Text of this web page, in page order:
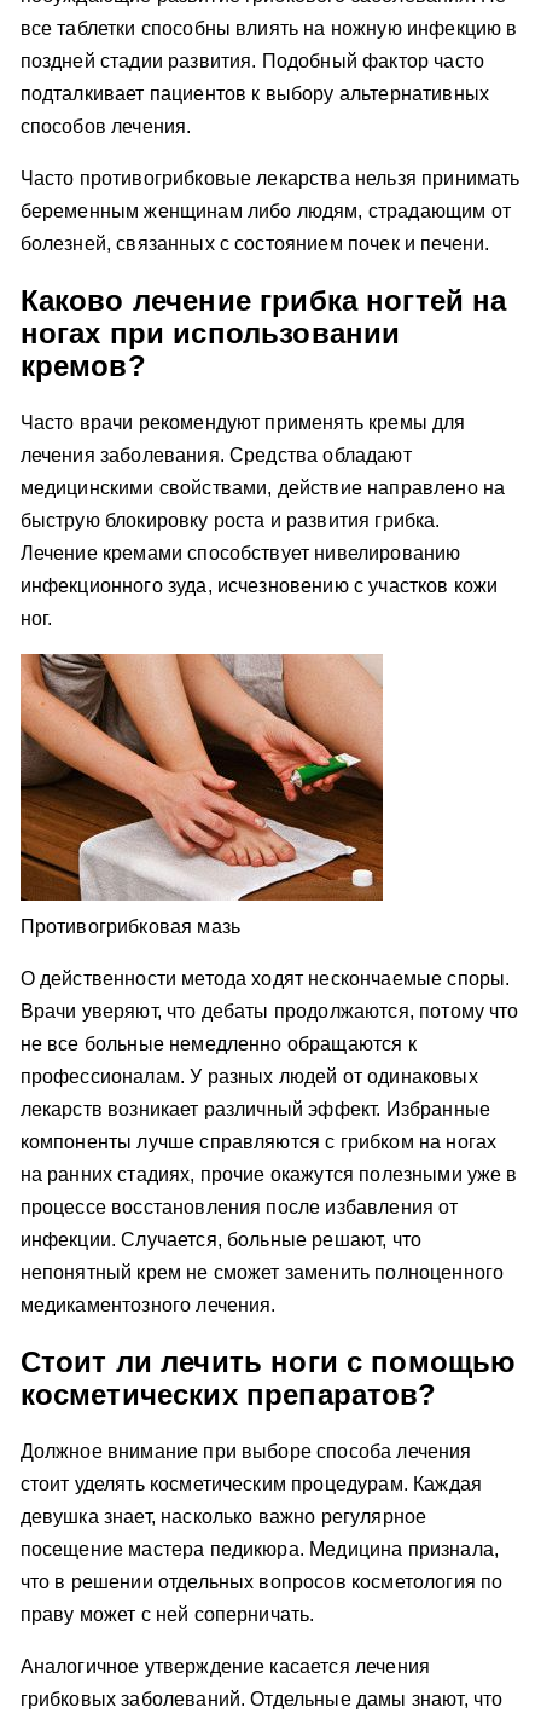
все таблетки способны влиять на ножную инфекцию в
поздней стадии развития. Подобный фактор часто
подталкивает пациентов к выбору альтернативных
способов лечения.
Часто противогрибковые лекарства нельзя принимать
беременным женщинам либо людям, страдающим от
болезней, связанных с состоянием почек и печени.
Каково лечение грибка ногтей на
ногах при использовании
кремов?
Часто врачи рекомендуют применять кремы для
лечения заболевания. Средства обладают
медицинскими свойствами, действие направлено на
быструю блокировку роста и развития грибка.
Лечение кремами способствует нивелированию
инфекционного зуда, исчезновению с участков кожи
ног.
Противогрибковая мазь
О действенности метода ходят нескончаемые споры.
Врачи уверяют, что дебаты продолжаются, потому что
не все больные немедленно обращаются к
профессионалам. У разных людей от одинаковых
лекарств возникает различный эффект. Избранные
компоненты лучше справляются с грибком на ногах
на ранних стадиях, прочие окажутся полезными уже в
процессе восстановления после избавления от
инфекции. Случается, больные решают, что
непонятный крем не сможет заменить полноценного
медикаментозного лечения.
Стоит ли лечить ноги с помощью
косметических препаратов?
Должное внимание при выборе способа лечения
стоит уделять косметическим процедурам. Каждая
девушка знает, насколько важно регулярное
посещение мастера педикюра. Медицина признала,
что в решении отдельных вопросов косметология по
праву может с ней соперничать.
Аналогичное утверждение касается лечения
грибковых заболеваний. Отдельные дамы знают, что